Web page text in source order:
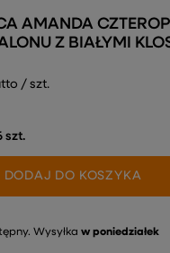
/ szt.
szt.
DODAJ DO KOSZYKA
AMANDA
Z BIAŁYMI
Wysyłka w poniedziałek